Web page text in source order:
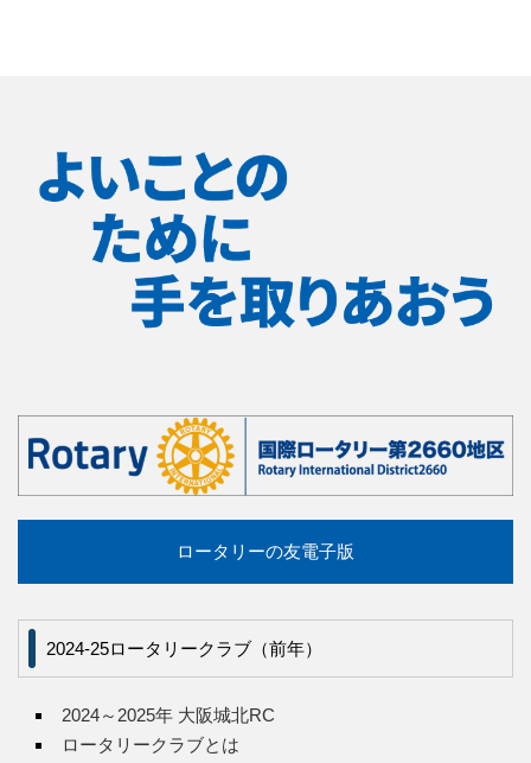
ロータリーの友電子版
2024-25ロータリークラブ（前年）
2024～2025年 大阪城北RC
ロータリークラブとは